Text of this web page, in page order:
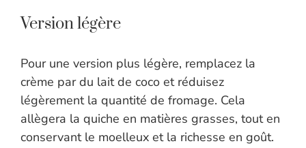
Version légère
Pour une version plus légère, remplacez la
crème par du lait de coco et réduisez
légèrement la quantité de fromage. Cela
allègera la quiche en matières grasses, tout en
conservant le moelleux et la richesse en goût.